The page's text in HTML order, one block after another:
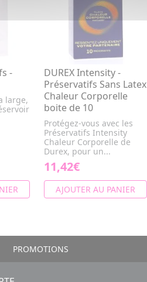
-
large,
DUREX Intensity -
Préservatifs Sans Latex
Chaleur Corporelle
boite de 10
Protégez-vous avec les
Préservatifs Intensity
Chaleur Corporelle de
Durex, pour un...
11,42€
AJOUTER AU PANIER
PROMOTIONS